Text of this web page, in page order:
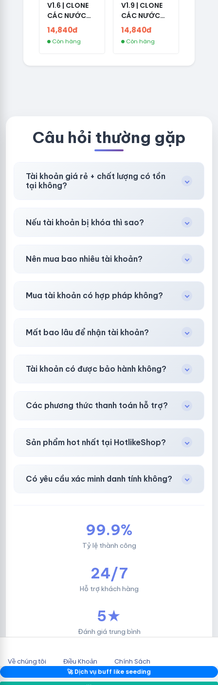
V1.6 | CLONE
CÁC NƯỚC
CÓ 2FA -
GERMANY -
TKQC TẠO
LIVE ADS - VER
14,840đ
Còn hàng
V1.9 | CLONE
CÁC NƯỚC
CÓ 2FA -
THAILAND -
VER MAIL
COM - CLONE
14,840đ
Còn hàng
Về chúng tôi Điều Khoản
Chính Sách
2026 © HOTLIKESHOP.NET.
Câu hỏi thường gặp
Tài khoản giá rẻ + chất lượng có tồn
tại không?
ưu tiên chất lượng, bảo hành hơn là giá rẻ nhất.
Nếu tài khoản bị khóa thì sao?
trợ đổi mới hoặc hoàn 100%.
Nên mua bao nhiêu tài khoản?
phòng.
Mua tài khoản có hợp pháp không?
ràng trước khi bạn mua.
Mất bao lâu để nhận tài khoản?
toán thành công.
Tài khoản có được bảo hành không?
sách công khai.
Các phương thức thanh toán hỗ trợ?
các ví điện tử phổ biến.
Sản phẩm hot nhất tại HotlikeShop?
Có yêu cầu xác minh danh tính không?
99.9%
Tỷ lệ thành công
24/7
Hỗ trợ khách hàng
5★
Đánh giá trung bình
🚀 Dịch vụ buff like seeding